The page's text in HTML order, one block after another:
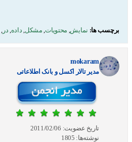
برچسب ها: نمایش, محتویات, مشکل, داده, در,
mokaram
مدير تالار اکسل و بانک اطلاعاتی
تاریخ عضویت: 2011/02/06
نوشته‌ها: 1805